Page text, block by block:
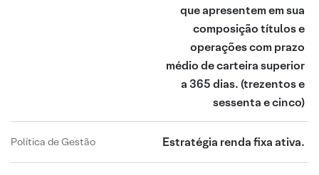
que apresentem em sua
composição títulos e
operações com prazo
médio de carteira superior
a 365 dias. (trezentos e
sessenta e cinco)
Política de Gestão Estratégia renda fixa ativa.